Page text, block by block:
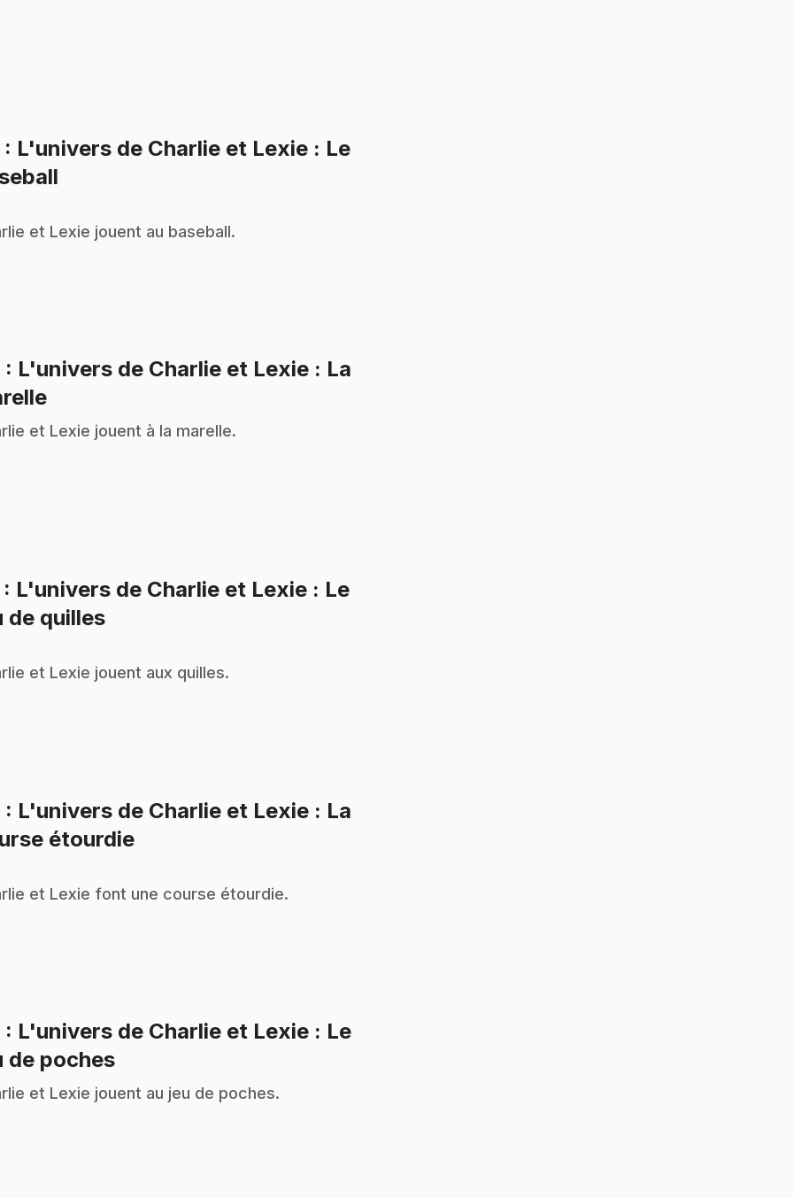
: L'univers de Charlie et Lexie : Le
et Lexie jouent au baseball.
: L'univers de Charlie et Lexie : La
.
et Lexie jouent à la marelle.
: L'univers de Charlie et Lexie : Le
de quilles.
et Lexie jouent aux quilles.
: L'univers de Charlie et Lexie : La
étourdie.
et Lexie font une course étourdie.
: L'univers de Charlie et Lexie : Le
de poches.
et Lexie jouent au jeu de poches.